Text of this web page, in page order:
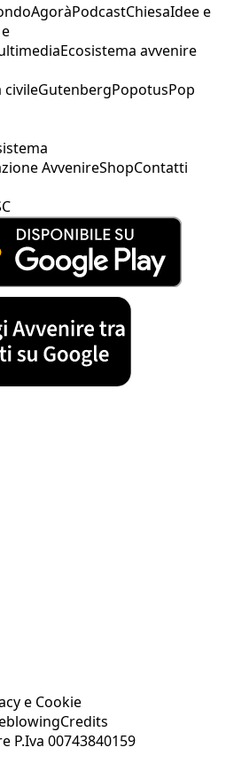
AgoràPodcastChiesaIdee e
Ecosistema avvenire
civileGutenbergPopotusPop
AvvenireShopContatti
e Cookie
Credits
P.Iva 00743840159